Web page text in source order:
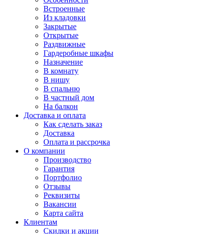
Встроенные
Из кладовки
Закрытые
Открытые
Раздвижные
Гардеробные шкафы
Назначение
В комнату
В нишу
В спальню
В частный дом
На балкон
Доставка и оплата
Как сделать заказ
Доставка
Оплата и рассрочка
О компании
Производство
Гарантия
Портфолио
Отзывы
Реквизиты
Вакансии
Карта сайта
Клиентам
Скидки и акции